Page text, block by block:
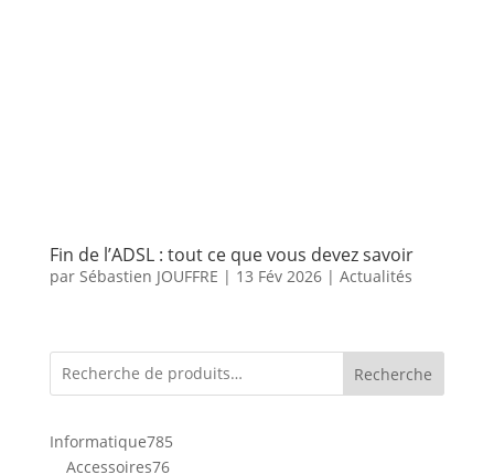
Fin de l’ADSL : tout ce que vous devez savoir
par Sébastien JOUFFRE | 13 Fév 2026| Actualités
Recherche
Informatique785785
Accessoires7676